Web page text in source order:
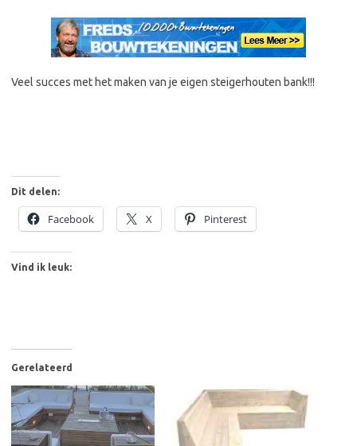
Veel succes met het maken van je eigen steigerhouten bank!!!
Dit delen:
Facebook X Pinterest
Vind ik leuk:
Gerelateerd